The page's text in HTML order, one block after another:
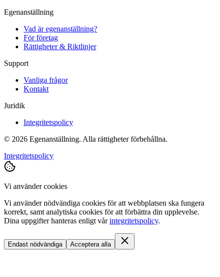
Egenanställning
Vad är egenanställning?
För företag
Rättigheter & Riktlinjer
Support
Vanliga frågor
Kontakt
Juridik
Integritetspolicy
© 2026 Egenanställning. Alla rättigheter förbehållna.
Integritetspolicy
Vi använder cookies
Vi använder nödvändiga cookies för att webbplatsen ska fungera
korrekt, samt analytiska cookies för att förbättra din upplevelse.
Dina uppgifter hanteras enligt vår integritetspolicy.
Endast nödvändiga Acceptera alla